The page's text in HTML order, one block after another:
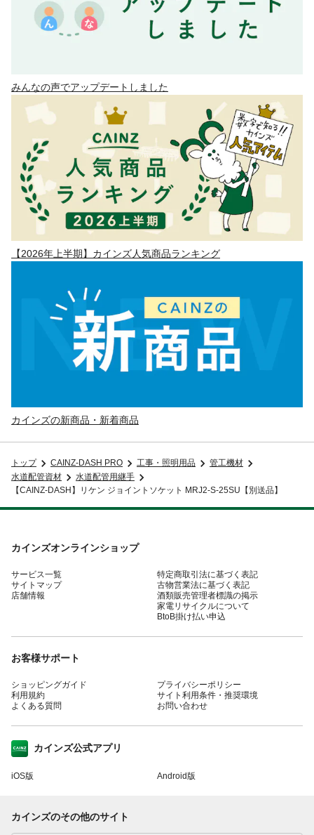
みんなの声でアップデートしました
【2026年上半期】カインズ人気商品ランキング
カインズの新商品・新着商品
トップ CAINZ-DASH PRO 工事・照明用品
管工機材
水道配管資材
水道配管用継手
【CAINZ-DASH】リケン ジョイントソケット MRJ2-S-25SU【別送品】
カインズオンラインショップ
サービス一覧
サイトマップ
店舗情報
特定商取引法に基づく表記
古物営業法に基づく表記
酒類販売管理者標識の掲示
家電リサイクルについて
BtoB掛け払い申込
お客様サポート
ショッピングガイド
利用規約
よくある質問
プライバシーポリシー
サイト利用条件・推奨環境
お問い合わせ
カインズ公式アプリ
iOS版 Android版
カインズのその他のサイト